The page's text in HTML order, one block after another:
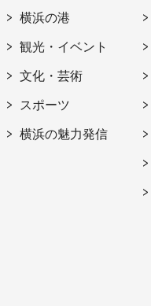
横浜の港
観光・イベント
文化・芸術
スポーツ
横浜の魅力発信